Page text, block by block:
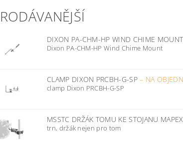
DIXON PA-CHM-HP WIND CHIME MOUNT
Dixon PA-CHM-HP Wind Chime Mount
CLAMP DIXON PRCBH-G-SP– NA
clamp Dixon PRCBH-G-SP
MSSTC DRŽÁK TOMU KE STOJANU MAPEX
trn, držák nejen pro tom